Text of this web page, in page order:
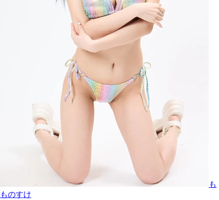
も
ものすけ